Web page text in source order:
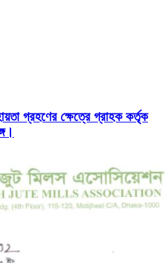
গ্রহণের ক্ষেত্রে গ্রাহক কর্তৃক